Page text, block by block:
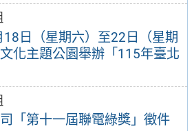
日（星期六）至22日（星期
化主題公園舉辦「115年臺北
「第十一屆聯電綠獎」徵件